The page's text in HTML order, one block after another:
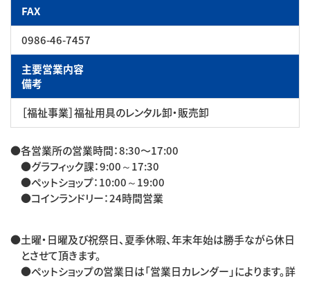
FAX
0986-46-7457
主要営業内容
備考
［福祉事業］福祉用具のレンタル卸・販売卸
●各営業所の営業時間：8:30〜17:00
●グラフィック課：9:00～17:30
●ペットショップ：10:00～19:00
●コインランドリー：24時間営業
●土曜・日曜及び祝祭日、夏季休暇、年末年始は勝手ながら休日
とさせて頂きます。
●ペットショップの営業日は 「営業日カレンダー」 によります。詳